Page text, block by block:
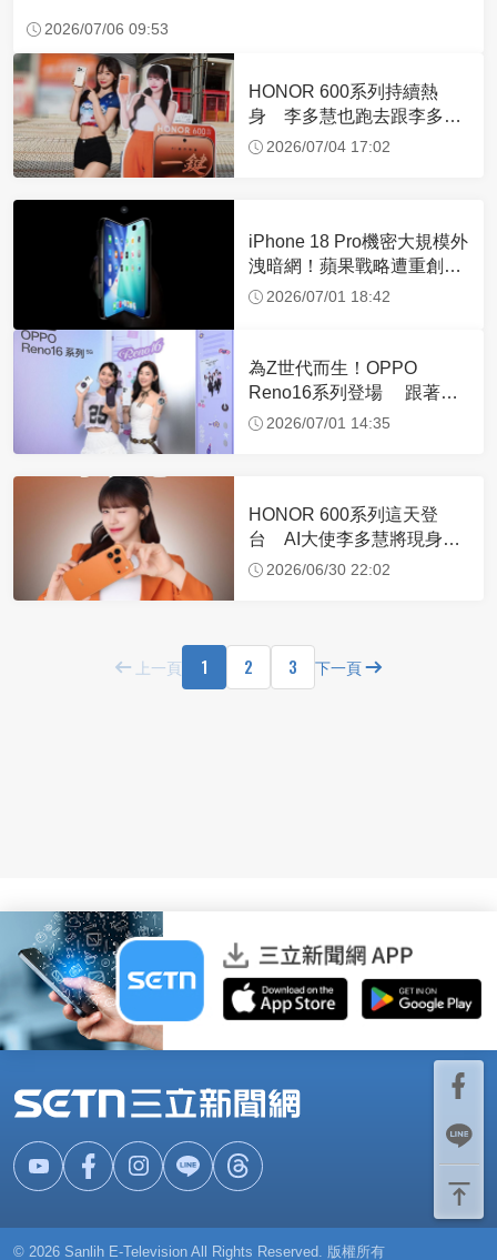
2026/07/06 09:53
HONOR 600系列持續熱
身 李多慧也跑去跟李多慧
合照？
2026/07/04 17:02
iPhone 18 Pro機密大規模外
洩暗網！蘋果戰略遭重創
恐加速漲價？
2026/07/01 18:42
為Z世代而生！OPPO
Reno16系列登場 跟著
BABYMONSTER翻玩動態
2026/07/01 14:35
HONOR 600系列這天登
台 AI大使李多慧將現身示
範、還有首款機器人手機
2026/06/30 22:02
上一頁 1 2 3 下一頁
© 2026 Sanlih E-Television All Rights Reserved. 版權所有